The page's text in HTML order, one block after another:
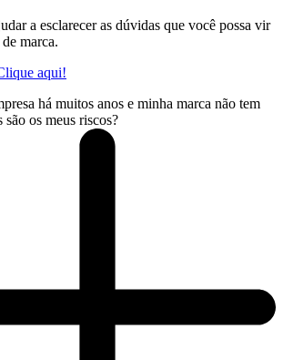
a esclarecer as dúvidas que você possa vir
marca.
aqui!
há muitos anos e minha marca não tem
os meus riscos?